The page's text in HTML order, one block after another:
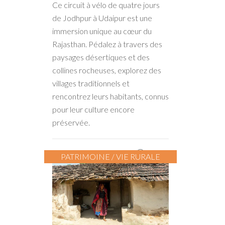
Ce circuit à vélo de quatre jours
de Jodhpur à Udaipur est une
immersion unique au cœur du
Rajasthan. Pédalez à travers des
paysages désertiques et des
collines rocheuses, explorez des
villages traditionnels et
rencontrez leurs habitants, connus
pour leur culture encore
préservée.
5 jours
PATRIMOINE / VIE RURALE